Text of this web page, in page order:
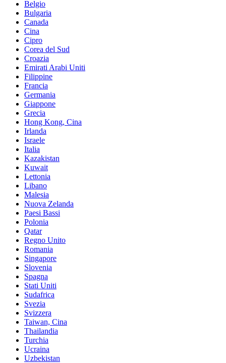
Belgio
Bulgaria
Canada
Cina
Cipro
Corea del Sud
Croazia
Emirati Arabi Uniti
Filippine
Francia
Germania
Giappone
Grecia
Hong Kong, Cina
Irlanda
Israele
Italia
Kazakistan
Kuwait
Lettonia
Libano
Malesia
Nuova Zelanda
Paesi Bassi
Polonia
Qatar
Regno Unito
Romania
Singapore
Slovenia
Spagna
Stati Uniti
Sudafrica
Svezia
Svizzera
Taiwan, Cina
Thailandia
Turchia
Ucraina
Uzbekistan